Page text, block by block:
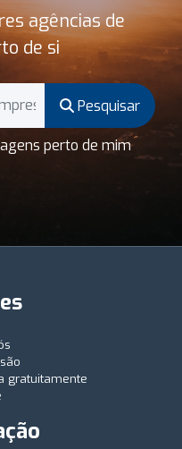
agências de
de si
Pesquisar
perto de mim
gratuitamente